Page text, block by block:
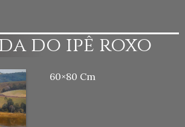
do ipê roxo
60×80 Cm